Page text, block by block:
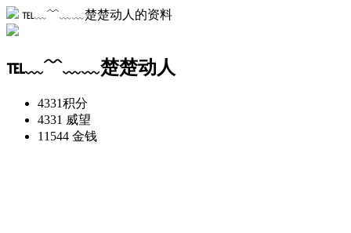
℡﹏﹌﹏﹏楚楚动人的资料
℡﹏﹌﹏﹏楚楚动人
4331积分
4331 威望
11544 金钱